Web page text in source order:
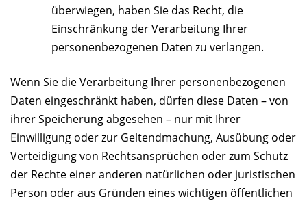
überwiegen, haben Sie das Recht, die
Einschränkung der Verarbeitung Ihrer
personenbezogenen Daten zu verlangen.
Wenn Sie die Verarbeitung Ihrer personenbezogenen
Daten eingeschränkt haben, dürfen diese Daten – von
ihrer Speicherung abgesehen – nur mit Ihrer
Einwilligung oder zur Geltendmachung, Ausübung oder
Verteidigung von Rechtsansprüchen oder zum Schutz
der Rechte einer anderen natürlichen oder juristischen
Person oder aus Gründen eines wichtigen öffentlichen